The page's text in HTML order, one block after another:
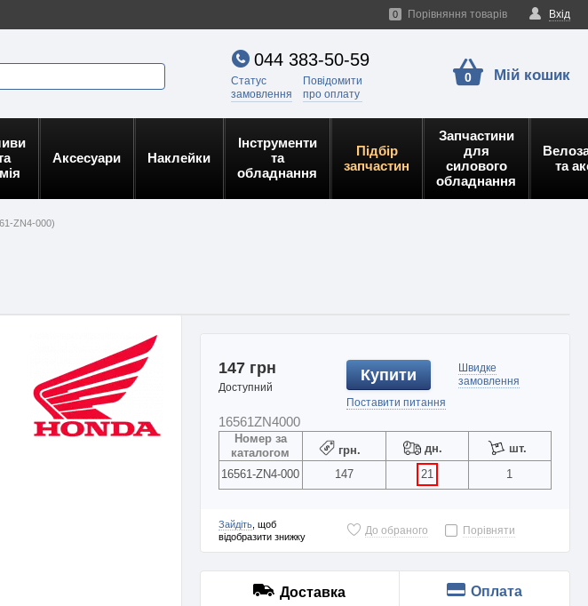
Вхід
0 Порівняння товарів
044 383-50-59
Статус
замовлення
Повідомити
про оплату
0 Мій кошик
Аксесуари Наклейки
Інструменти
та
обладнання
Підбір
запчастин
Запчастини
для
силового
обладнання
та
ZN4-000)
147 грн
Доступний
Купити
Поставити питання
Швидке
замовлення
16561ZN4000
Номер за
каталогом
грн. дн.
шт.
16561-ZN4-000
147 21 1
Зайдіть, щоб
відобразити знижку
До обраного Порівняти
Доставка Оплата